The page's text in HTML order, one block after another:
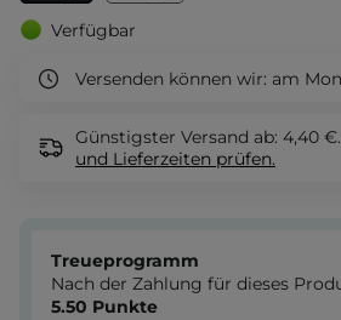
Verfügbar
Versenden können wir: am
Günstigster Versand ab: 4,40 €.
und Lieferzeiten prüfen.
Treueprogramm
Nach der Zahlung für dieses
5.50 Punkte